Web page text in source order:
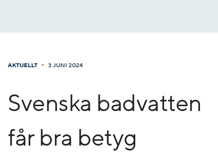
AKTUELLT • 3 JUNI 2024
Svenska badvatten
får bra betyg